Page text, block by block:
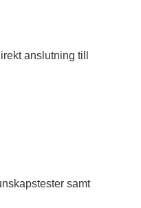
anslutning till
samt